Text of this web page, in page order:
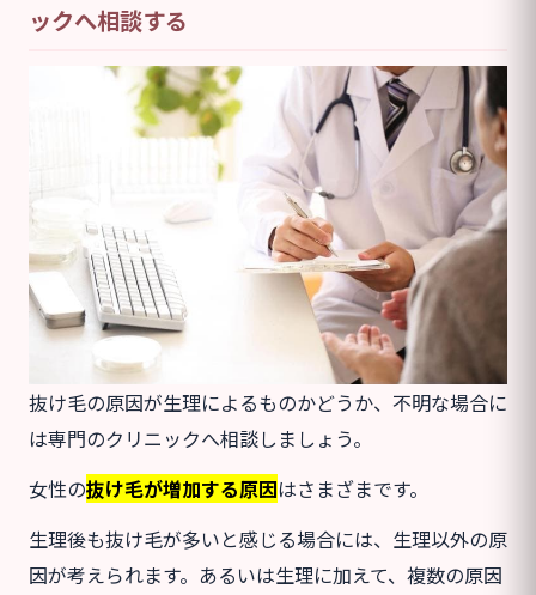
ックへ相談する
抜け毛の原因が生理によるものかどうか、不明な場合に
は専門のクリニックへ相談しましょう。
女性の抜け毛が増加する原因はさまざまです。
生理後も抜け毛が多いと感じる場合には、生理以外の原
因が考えられます。あるいは生理に加えて、複数の原因